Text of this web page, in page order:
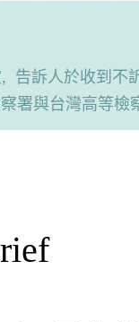
告訴人於收到不
署與台灣高等檢